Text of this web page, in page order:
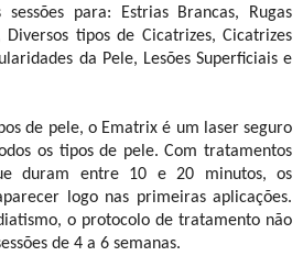
para: Estrias Brancas, Rugas
Diversos tipos de Cicatrizes, Cicatrizes
da Pele, Lesões Superficiais e
de pele, o Ematrix é um laser seguro
os tipos de pele. Com tratamentos
duram entre 10 e 20 minutos, os
logo nas primeiras aplicações.
o protocolo de tratamento não
de 4 a 6 semanas.